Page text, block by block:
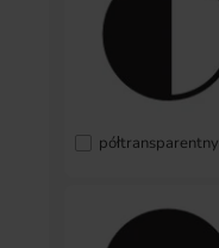
półtransparentny